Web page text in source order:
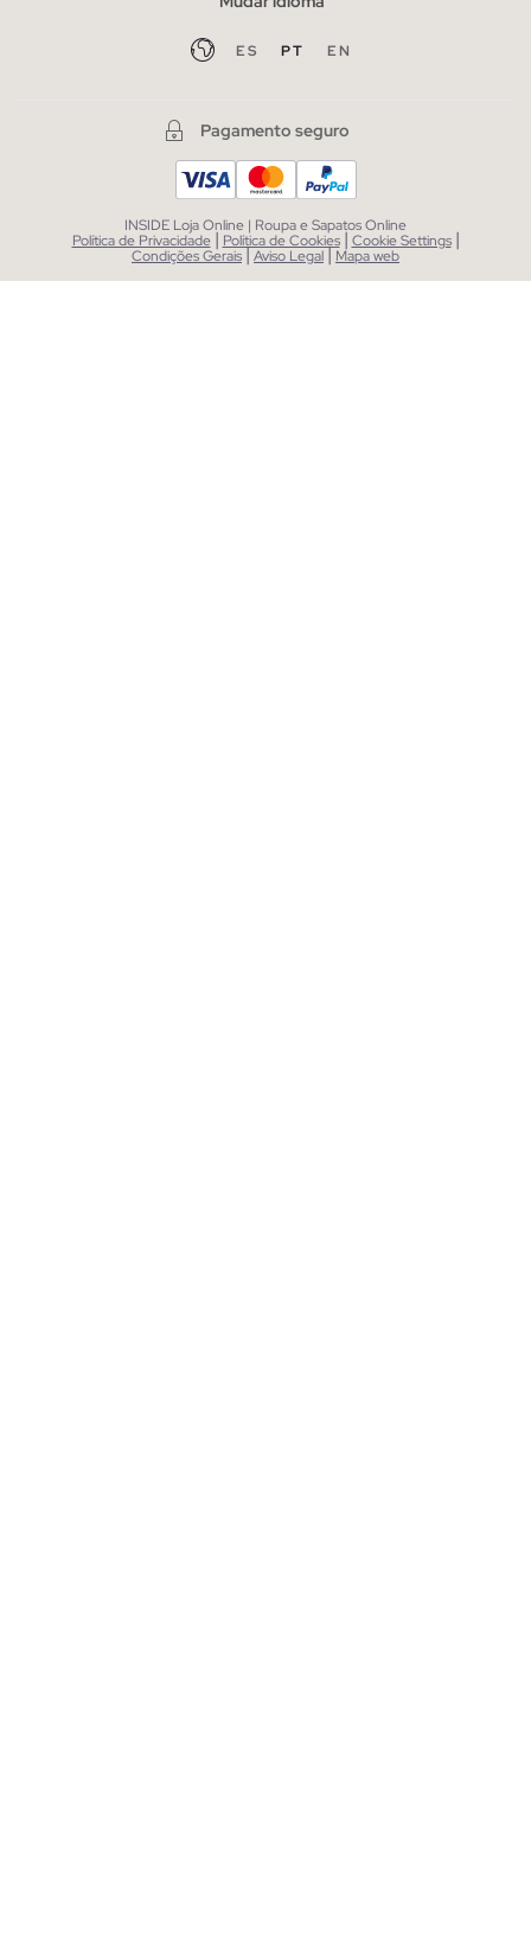
ES PT EN
Pagamento seguro
INSIDE Loja Online | Roupa e Sapatos Online
Política de Privacidade | Política de Cookies | Cookie Settings |
Condições Gerais|Aviso Legal| Mapa web